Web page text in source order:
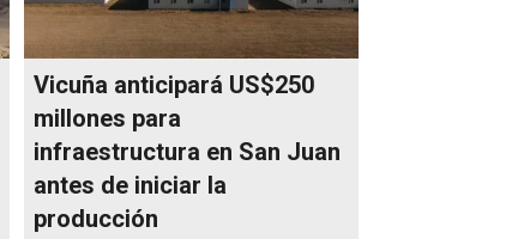
Vicuña anticipará US$250
millones para
infraestructura en San Juan
antes de iniciar la
producción